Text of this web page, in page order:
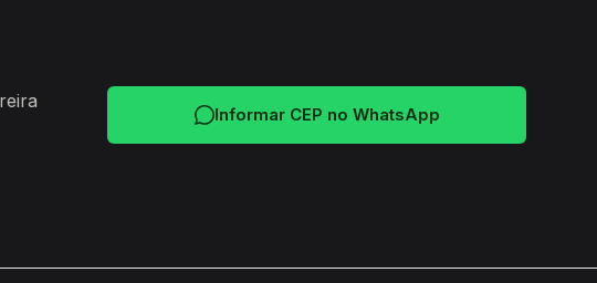
Informar CEP no WhatsApp